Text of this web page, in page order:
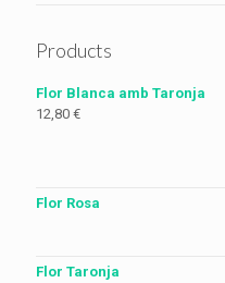
Products
Flor Blanca amb Taronja
12,80 €
Flor Rosa
Flor Taronja